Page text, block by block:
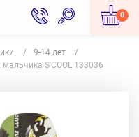
0
9-14 лет
S'COOL 133036